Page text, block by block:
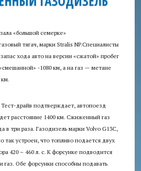
«большой семерке»
тягач, марки Stralis NP.Специалисты
хода авто на версии «сжатой» пробег
-1080 км, а на газ — метане
драйв подтверждает, автопоезд
расстояние 1400 км. Сжиженный газ
в три раза. Газодизель марки Volvo G13C,
так устроен, что топливо подается двух
420 – 460 л. с. К форсунке подводится
газ. Обе форсунки способны подавать